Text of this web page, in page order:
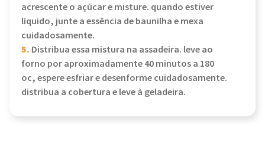
acrescente o açúcar e misture. quando estiver
líquido, junte a essência de baunilha e mexa
cuidadosamente.
5. Distribua essa mistura na assadeira. leve ao
forno por aproximadamente 40 minutos a 180
oc, espere esfriar e desenforme cuidadosamente.
distribua a cobertura e leve à geladeira.